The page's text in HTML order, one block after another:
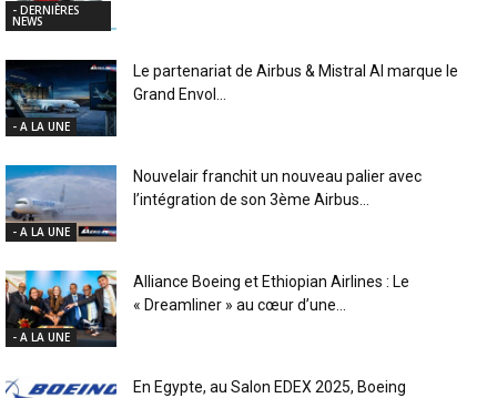
- DERNIÈRES
NEWS
- A LA UNE
Le partenariat de Airbus & Mistral AI marque le
Grand Envol...
- A LA UNE
Nouvelair franchit un nouveau palier avec
l’intégration de son 3ème Airbus...
- A LA UNE
Alliance Boeing et Ethiopian Airlines : Le
« Dreamliner » au cœur d’une...
En Egypte, au Salon EDEX 2025, Boeing